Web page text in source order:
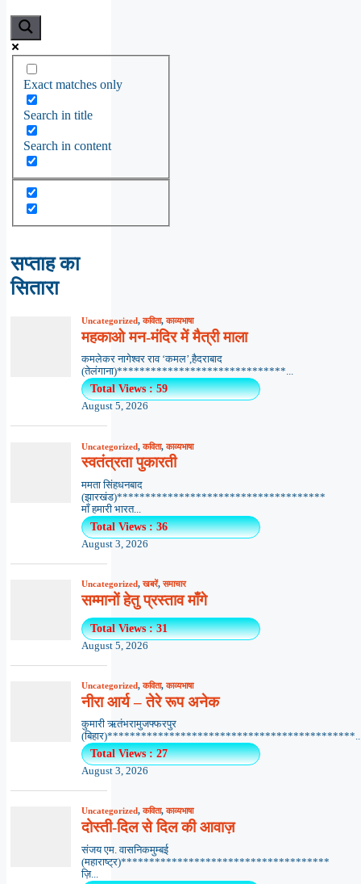
Exact matches only
Search in title
Search in content
सप्ताह का
सितारा
Uncategorized,कविता,काव्यभाषा
महकाओ मन-मंदिर में मैत्री माला
कमलेकर नागेश्वर राव ‘कमल’,हैदराबाद
(तेलंगाना)******************************...
Total Views : 59
August 5, 2026
Uncategorized,कविता,काव्यभाषा
स्वतंत्रता पुकारती
ममता सिंहधनबाद
(झारखंड)*************************************
माँ हमारी भारत...
Total Views : 36
August 3, 2026
Uncategorized,खबरें,समाचार
सम्मानों हेतु प्रस्ताव माँगे
Total Views : 31
August 5, 2026
Uncategorized,कविता,काव्यभाषा
नीरा आर्य – तेरे रूप अनेक
कुमारी ऋतंभरामुजफ्फरपुर
Total Views : 27
August 3, 2026
Uncategorized,कविता,काव्यभाषा
दोस्ती-दिल से दिल की आवाज़
संजय एम. वासनिकमुम्बई
(महाराष्ट्र)*************************************
ज़ि...